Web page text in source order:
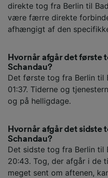
direkte tog fra Berlin til
være færre direkte
afhængigt af den
Hvornår afgår det første
Schandau?
Det første tog fra Berlin til
01:37. Tiderne og
og på helligdage.
Hvornår afgår det sidste
Schandau?
Det sidste tog fra Berlin til
20:43. Tog, der afgår i de
meget sent om aftenen,